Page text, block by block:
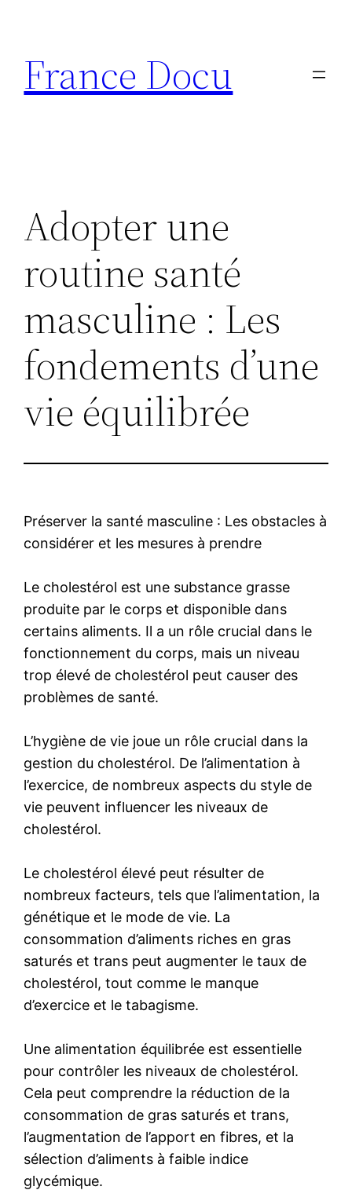
contenu
France Docu
Adopter une
routine santé
masculine : Les
fondements d’une
vie équilibrée
Préserver la santé masculine : Les obstacles à
considérer et les mesures à prendre
Le cholestérol est une substance grasse
produite par le corps et disponible dans
certains aliments. Il a un rôle crucial dans le
fonctionnement du corps, mais un niveau
trop élevé de cholestérol peut causer des
problèmes de santé.
L’hygiène de vie joue un rôle crucial dans la
gestion du cholestérol. De l’alimentation à
l’exercice, de nombreux aspects du style de
vie peuvent influencer les niveaux de
cholestérol.
Le cholestérol élevé peut résulter de
nombreux facteurs, tels que l’alimentation, la
génétique et le mode de vie. La
consommation d’aliments riches en gras
saturés et trans peut augmenter le taux de
cholestérol, tout comme le manque
d’exercice et le tabagisme.
Une alimentation équilibrée est essentielle
pour contrôler les niveaux de cholestérol.
Cela peut comprendre la réduction de la
consommation de gras saturés et trans,
l’augmentation de l’apport en fibres, et la
sélection d’aliments à faible indice
glycémique.